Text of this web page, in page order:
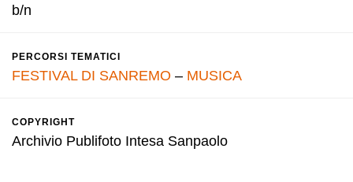
b/n
PERCORSI TEMATICI
FESTIVAL DI SANREMO – MUSICA
COPYRIGHT
Archivio Publifoto Intesa Sanpaolo